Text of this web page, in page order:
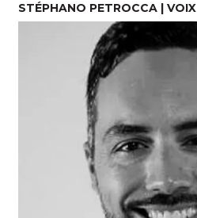
STÉPHANO PETROCCA | VOIX